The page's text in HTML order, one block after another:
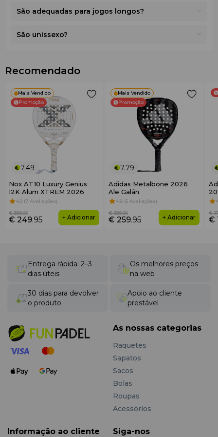
e conforto duradouro.
São adequadas para jogos longos?
São unissexo?
Recomendado
Mais Vendido
Promoção
7.49
Nox AT10 Luxury Genius
12K Alum XTREM 2026
4.9 (7 Avaliações)
€ 249.95
€ 389.95
+ Adicionar
Mais Vendido
Promoção
7.79
Adidas Metalbone 2026
Ale Galán
4.8 (5 Avaliações)
€ 259.95
€ 389.95
+ Adicionar €
€
Entrega rápida: 2–3
dias úteis
Os melhores preços
na web
30 dias para devolver
o produto
Apoio ao cliente
prestável
As nossas categorias
Raquetes
Sapatos
Sacos
Bolas
Roupas
Acessórios
Informação ao cliente Siga-nos